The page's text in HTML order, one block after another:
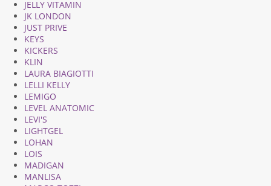
JELLY VITAMIN
JK LONDON
JUST PRIVE
KEYS
KICKERS
KLIN
LAURA BIAGIOTTI
LELLI KELLY
LEMIGO
LEVEL ANATOMIC
LEVI'S
LIGHTGEL
LOHAN
LOIS
MADIGAN
MANLISA